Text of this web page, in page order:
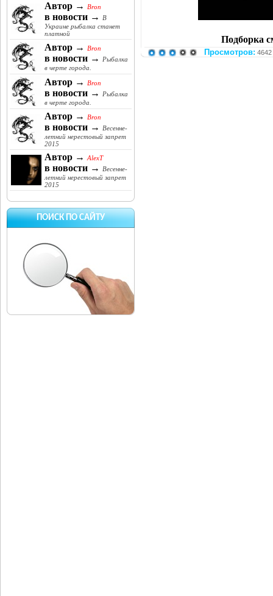
Автор → Bron
в новости →
В
Украине рыбалка станет
платной
Автор → Bron
в новости →
Рыбалка
в черте города.
Автор → Bron
в новости →
Рыбалка
в черте города.
Автор → Bron
в новости →
Весенне-
летний нерестовый запрет
2015
Автор → AlexT
в новости →
Весенне-
летний нерестовый запрет
2015
ПОИСК ПО САЙТУ
Подборка
Просмотров: